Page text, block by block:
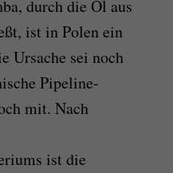
durch die Öl aus
ist in Polen ein
Ursache sei noch
Pipeline-
mit. Nach
ist die